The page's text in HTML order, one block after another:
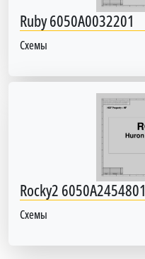
Ruby 6050A0032201
Схемы
Rocky2 6050A2454801
Схемы